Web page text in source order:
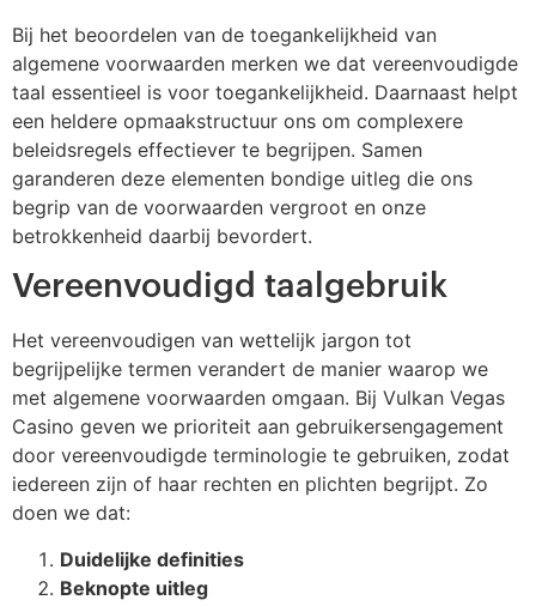
Bij het beoordelen van de toegankelijkheid van
algemene voorwaarden merken we dat vereenvoudigde
taal essentieel is voor toegankelijkheid. Daarnaast helpt
een heldere opmaakstructuur ons om complexere
beleidsregels effectiever te begrijpen. Samen
garanderen deze elementen bondige uitleg die ons
begrip van de voorwaarden vergroot en onze
betrokkenheid daarbij bevordert.
Vereenvoudigd taalgebruik
Het vereenvoudigen van wettelijk jargon tot
begrijpelijke termen verandert de manier waarop we
met algemene voorwaarden omgaan. Bij Vulkan Vegas
Casino geven we prioriteit aan gebruikersengagement
door vereenvoudigde terminologie te gebruiken, zodat
iedereen zijn of haar rechten en plichten begrijpt. Zo
doen we dat:
Duidelijke definities
Beknopte uitleg